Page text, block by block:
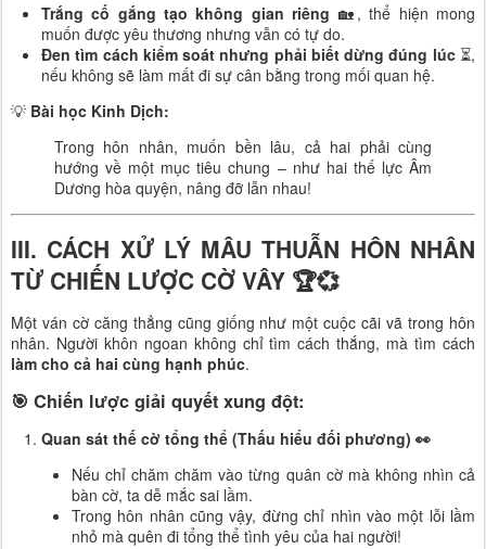
Trắng cố gắng tạo không gian riêng 🏡, thể hiện mong
muốn được yêu thương nhưng vẫn có tự do.
Đen tìm cách kiểm soát nhưng phải biết dừng đúng lúc⏳,
nếu không sẽ làm mất đi sự cân bằng trong mối quan hệ.
💡 Bài học Kinh Dịch:
Trong hôn nhân, muốn bền lâu, cả hai phải cùng
hướng về một mục tiêu chung – như hai thế lực Âm
Dương hòa quyện, nâng đỡ lẫn nhau!
III. CÁCH XỬ LÝ MÂU THUẪN HÔN NHÂN
TỪ CHIẾN LƯỢC CỜ VÂY 🏆💞
Một ván cờ căng thẳng cũng giống như một cuộc cãi vã trong hôn
nhân. Người khôn ngoan không chỉ tìm cách thắng, mà tìm cách
làm cho cả hai cùng hạnh phúc.
🎯 Chiến lược giải quyết xung đột:
Quan sát thế cờ tổng thể (Thấu hiểu đối phương) 👀
Nếu chỉ chăm chăm vào từng quân cờ mà không nhìn cả
bàn cờ, ta dễ mắc sai lầm.
Trong hôn nhân cũng vậy, đừng chỉ nhìn vào một lỗi lầm
nhỏ mà quên đi tổng thể tình yêu của hai người!